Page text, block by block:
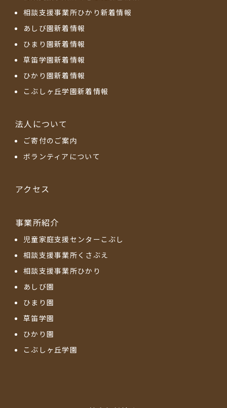
相談支援事業所ひかり新着情報
あしび園新着情報
ひまり園新着情報
草笛学園新着情報
ひかり園新着情報
こぶしヶ丘学園新着情報
法人について
ご寄付のご案内
ボランティアについて
アクセス
事業所紹介
児童家庭支援センターこぶし
相談支援事業所くさぶえ
相談支援事業所ひかり
あしび園
ひまり園
草笛学園
ひかり園
こぶしヶ丘学園